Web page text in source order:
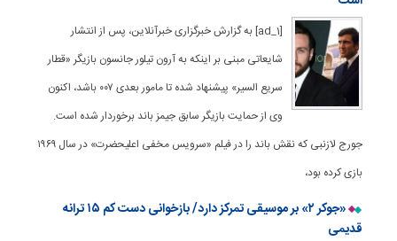
[ad_1] به گزارش خبرگزاری خبرآنلاین، پس از انتشار
شایعاتی مبنی بر اینکه به آرون تیلور جانسون بازیگر «قطار
سریع السیر» پیشنهاد شده تا مامور بعدی ۰۰۷ باشد، اکنون
وی از حمایت بازیگر سابق جیمز باند برخوردار شده است.
جورج لازنبی که نقش باند را در فیلم «سرویس مخفی اعلیحضرت» در سال ۱۹۶۹
بازی کرده بود،
«جوکر ۲» بر موسیقی تمرکز دارد/ بازخوانی دست کم ۱۵ ترانه
قدیمی